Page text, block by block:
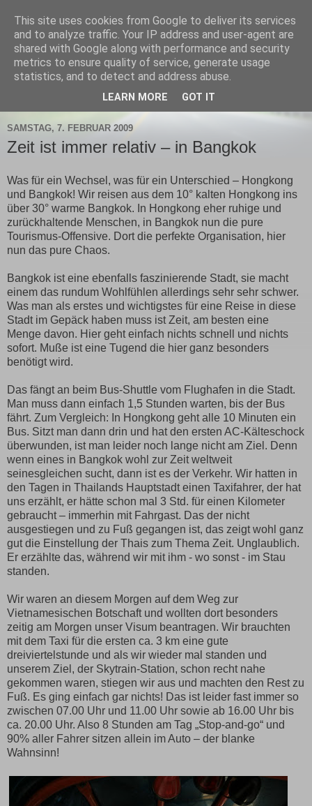
hallo asien
SAMSTAG, 7. FEBRUAR 2009
Zeit ist immer relativ – in Bangkok
Was für ein Wechsel, was für ein Unterschied – Hongkong
und Bangkok! Wir reisen aus dem 10° kalten Hongkong ins
über 30° warme Bangkok. In Hongkong eher ruhige und
zurückhaltende Menschen, in Bangkok nun die pure
Tourismus-Offensive. Dort die perfekte Organisation, hier
nun das pure Chaos.
Bangkok ist eine ebenfalls faszinierende Stadt, sie macht
einem das rundum Wohlfühlen allerdings sehr sehr schwer.
Was man als erstes und wichtigstes für eine Reise in diese
Stadt im Gepäck haben muss ist Zeit, am besten eine
Menge davon. Hier geht einfach nichts schnell und nichts
sofort. Muße ist eine Tugend die hier ganz besonders
benötigt wird.
Das fängt an beim Bus-Shuttle vom Flughafen in die Stadt.
Man muss dann einfach 1,5 Stunden warten, bis der Bus
fährt. Zum Vergleich: In Hongkong geht alle 10 Minuten ein
Bus. Sitzt man dann drin und hat den ersten AC-Kälteschock
überwunden, ist man leider noch lange nicht am Ziel. Denn
wenn eines in Bangkok wohl zur Zeit weltweit
seinesgleichen sucht, dann ist es der Verkehr. Wir hatten in
den Tagen in Thailands Hauptstadt einen Taxifahrer, der hat
uns erzählt, er hätte schon mal 3 Std. für einen Kilometer
gebraucht – immerhin mit Fahrgast. Das der nicht
ausgestiegen und zu Fuß gegangen ist, das zeigt wohl ganz
gut die Einstellung der Thais zum Thema Zeit. Unglaublich.
Er erzählte das, während wir mit ihm - wo sonst - im Stau
standen.
Wir waren an diesem Morgen auf dem Weg zur
Vietnamesischen Botschaft und wollten dort besonders
zeitig am Morgen unser Visum beantragen. Wir brauchten
mit dem Taxi für die ersten ca. 3 km eine gute
dreiviertelstunde und als wir wieder mal standen und
unserem Ziel, der Skytrain-Station, schon recht nahe
gekommen waren, stiegen wir aus und machten den Rest zu
Fuß. Es ging einfach gar nichts! Das ist leider fast immer so
zwischen 07.00 Uhr und 11.00 Uhr sowie ab 16.00 Uhr bis
ca. 20.00 Uhr. Also 8 Stunden am Tag „Stop-and-go“ und
90% aller Fahrer sitzen allein im Auto – der blanke
Wahnsinn!
This site uses cookies from Google to deliver its services
and to analyze traffic. Your IP address and user-agent are
shared with Google along with performance and security
metrics to ensure quality of service, generate usage
statistics, and to detect and address abuse.
LEARN MORE GOT IT